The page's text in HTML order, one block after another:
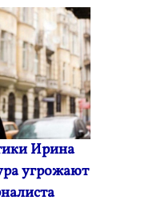
Ирина
угрожают